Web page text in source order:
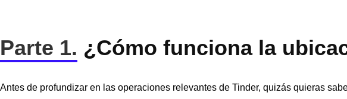
Parte 1. ¿Cómo funciona la
Antes de profundizar en las operaciones relevantes de Tinder, quizás quieras